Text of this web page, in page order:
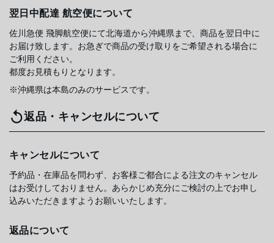
翌日中配達 航空便について
佐川急便 飛脚航空便にて北海道から沖縄県まで、商品を翌日中に
お届け致します。お急ぎで商品の受け取りをご希望される場合に
ご利用ください。
都度お見積もりとなります。
※沖縄県は本島のみのサービスです。
返品・キャンセルについて
キャンセルについて
予約品・在庫品を問わず、お客様ご都合による注文のキャンセル
はお受けしておりません。あらかじめ充分にご検討の上でお申し
込みいただきますようお願いいたします。
返品について